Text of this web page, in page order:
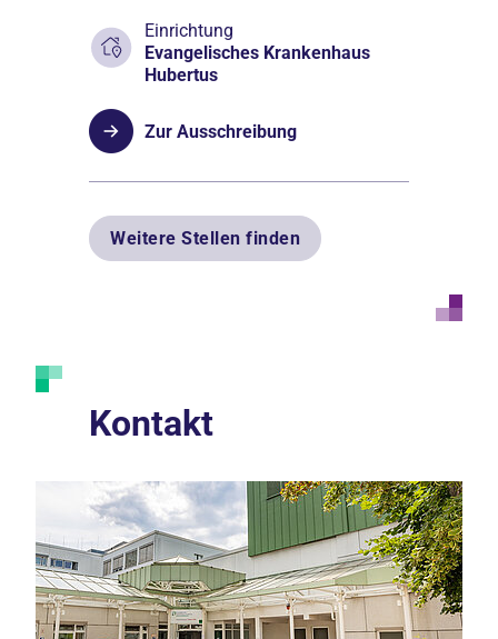
Einrichtung
Evangelisches Krankenhaus
Hubertus
Zur Ausschreibung
Weitere Stellen finden
Kontakt